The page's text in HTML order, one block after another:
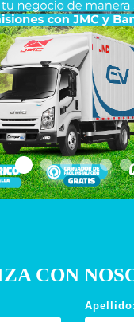
CON
Apellido: